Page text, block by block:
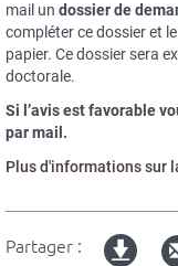
mail un dossier de
compléter ce dossier et
papier. Ce dossier sera
doctorale.
Si l’avis est favorable
par mail.
Plus d'informations sur
Partager :